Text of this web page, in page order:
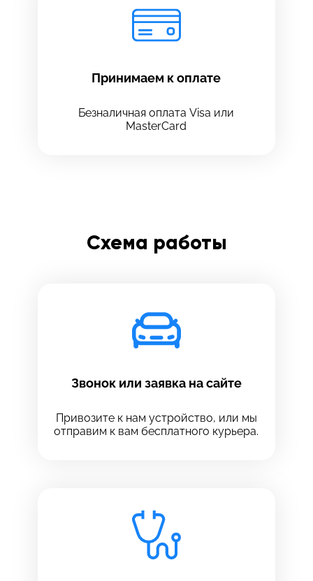
Принимаем к оплате
Безналичная оплата Visa или
MasterCard
Схема работы
Звонок или заявка на сайте
Привозите к нам устройство, или мы
отправим к вам бесплатного курьера.
Выберите сервис
Выберите сервис